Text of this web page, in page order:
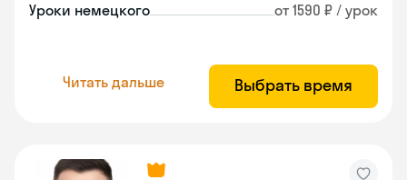
Уроки немецкого от 1590 ₽ / урок
Читать дальше Выбрать время